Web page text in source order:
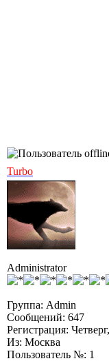
Turbo
Administrator
Группа: Admin
Сообщений: 647
Регистрация:
Из: Москва
Пользователь №: 1